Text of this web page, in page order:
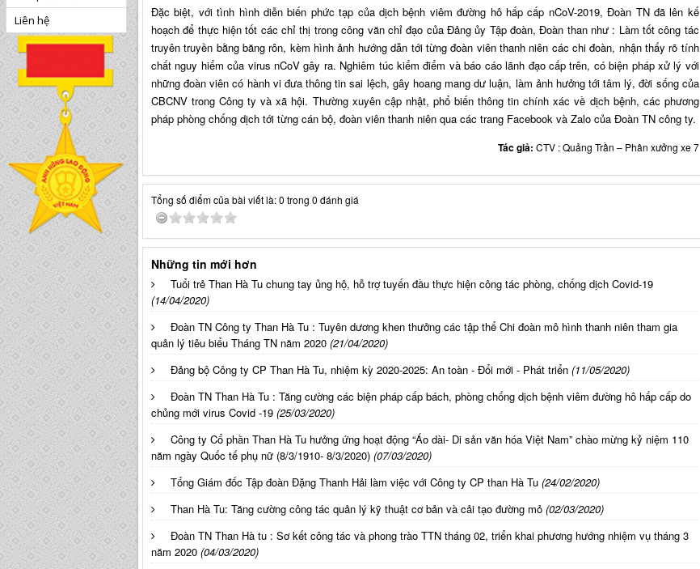
Đặc biệt, với tình hình diễn biến phức tạp của dịch bệnh viêm đường hô hấp cấp nCoV-2019, Đoàn TN đã lên kế
hoạch để thực hiện tốt các chỉ thị trong công văn chỉ đạo của Đảng ủy Tập đoàn, Đoàn than như : Làm tốt công tác
truyên truyền bằng băng rôn, kèm hình ảnh hướng dẫn tới từng đoàn viên thanh niên các chi đoàn, nhận thấy rõ tính
chất nguy hiểm của virus nCoV gây ra. Nghiêm túc kiểm điểm và báo cáo lãnh đạo cấp trên, có biện pháp xử lý với
những đoàn viên có hành vi đưa thông tin sai lệch, gây hoang mang dư luận, làm ảnh hưởng tới tâm lý, đời sống của
CBCNV trong Công ty và xã hội. Thường xuyên cập nhật, phổ biến thông tin chính xác về dịch bệnh, các phương
pháp phòng chống dịch tới từng cán bộ, đoàn viên thanh niên qua các trang Facebook và Zalo của Đoàn TN công ty.
Tác giả: CTV : Quảng Trần – Phân xưởng xe 7
Tổng số điểm của bài viết là: 0 trong 0 đánh giá
Những tin mới hơn
Tuổi trẻ Than Hà Tu chung tay ủng hộ, hỗ trợ tuyến đầu thực hiện công tác phòng, chống dịch Covid-19
(14/04/2020)
Đoàn TN Công ty Than Hà Tu : Tuyên dương khen thưởng các tập thể Chi đoàn mô hình thanh niên tham gia
quản lý tiêu biểu Tháng TN năm 2020 (21/04/2020)
Đảng bộ Công ty CP Than Hà Tu, nhiệm kỳ 2020-2025: An toàn - Đổi mới - Phát triển (11/05/2020)
Đoàn TN Than Hà Tu : Tăng cường các biện pháp cấp bách, phòng chống dịch bệnh viêm đường hô hấp cấp do
chủng mới virus Covid -19 (25/03/2020)
Công ty Cổ phần Than Hà Tu hưởng ứng hoạt động “Áo dài- Di sản văn hóa Việt Nam” chào mừng kỷ niệm 110
năm ngày Quốc tế phụ nữ (8/3/1910- 8/3/2020) (07/03/2020)
Tổng Giám đốc Tập đoàn Đặng Thanh Hải làm việc với Công ty CP than Hà Tu (24/02/2020)
Than Hà Tu: Tăng cường công tác quản lý kỹ thuật cơ bản và cải tạo đường mỏ (02/03/2020)
Đoàn TN Than Hà tu : Sơ kết công tác và phong trào TTN tháng 02, triển khai phương hướng nhiệm vụ tháng 3
năm 2020 (04/03/2020)
Liên hệ